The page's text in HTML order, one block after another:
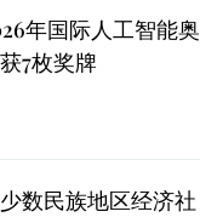
年国际人工智能奥
7枚奖牌
数民族地区经济社